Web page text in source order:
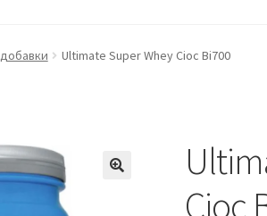
КонтактыКорзина Магазин Мой аккаунт
Ultimate Super Whey Cioc Bi700
Cioc